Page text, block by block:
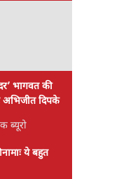
भागवत की
अभिजीत दिपके
ब्यूरो
ये बहुत